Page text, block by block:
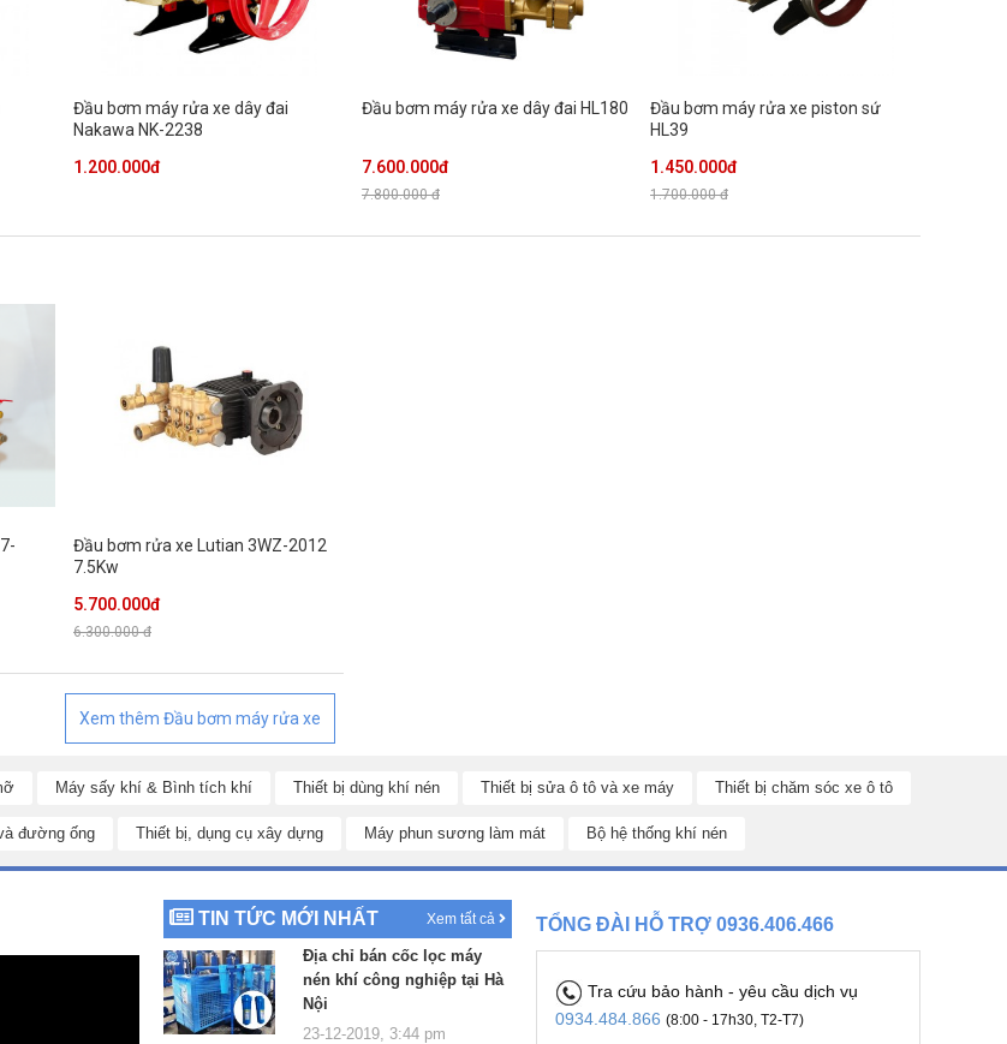
Đầu bơm máy rửa xe dây đai
Nakawa NK-2238
1.200.000đ
Đầu bơm máy rửa xe dây đai HL180
7.600.000đ
7.800.000 đ
Đầu bơm máy rửa xe piston sứ
HL39
1.450.000đ
1.700.000 đ
Đầu bơm rửa xe Lutian 3WZ-2012
7.5Kw
5.700.000đ
6.300.000 đ
Xem thêm Đầu bơm máy rửa xe
Máy sấy khí & Bình tích khí Thiết bị dùng khí nén Thiết bị sửa ô tô và xe máy Thiết bị chăm sóc xe ô tô
đường ống Thiết bị, dụng cụ xây dựng Máy phun sương làm mát Bộ hệ thống khí nén
TIN TỨC MỚI NHẤT Xem tất cả
Địa chỉ bán cốc lọc máy
nén khí công nghiệp tại Hà
Nội
23-12-2019, 3:44 pm
TỔNG ĐÀI HỖ TRỢ 0936.406.466
Tra cứu bảo hành - yêu cầu dịch vụ
0934.484.866 (8:00 - 17h30, T2-T7)